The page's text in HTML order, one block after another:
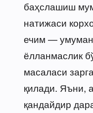
баҳслашиш
натижаси
ечим —
ёлланмаслик
масаласи
қилади. Яъни,
қандайдир